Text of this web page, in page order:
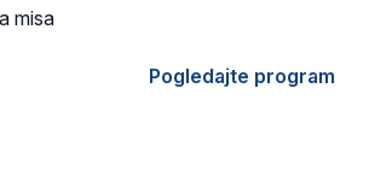
misa
Pogledajte program